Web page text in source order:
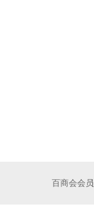
百商会会员